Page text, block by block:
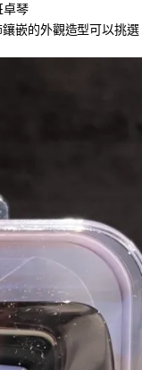
卓琴
嵌的外觀造型可以挑選